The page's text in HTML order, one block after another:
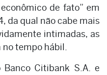
de fato” em
da qual não cabe mais
intimadas, as
tempo hábil.
Citibank S.A. e